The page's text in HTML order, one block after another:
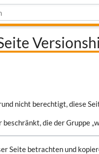
nicht berechtigt, diese
die der Gruppe
Seite betrachten und